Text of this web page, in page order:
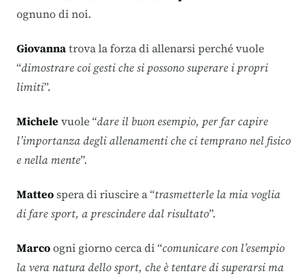
ognuno di noi.
Giovannatrova la forza di allenarsi perché vuole
“dimostrare coi gesti che si possono superare i propri
limiti”.
Michelevuole “dare il buon esempio, per far capire
l’importanza degli allenamenti che ci temprano nel fisico
e nella mente”.
Matteospera di riuscire a “trasmetterle la mia voglia
di fare sport, a prescindere dal risultato”.
Marcoogni giorno cerca di “comunicare con l’esempio
la vera natura dello sport, che è tentare di superarsi ma